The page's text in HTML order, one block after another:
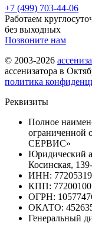
+7 (499) 703-44-06
Работаем
без выходных
Позвоните нам
© 2003-2026
ассенизатора в
политика
Реквизиты
Полное
СЕРВИС»
Юридический
Косинская,
ИНН:
КПП:
ОГРН:
ОКАТО:
Генеральный